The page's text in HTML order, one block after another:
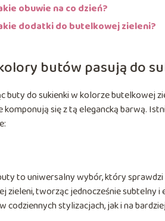
obuwie na co dzień?
dodatki do butelkowej zieleni?
butów pasują do
buty do sukienki w kolorze butelkowej
komponują się z tą elegancką barwą.
to uniwersalny wybór, który sprawdzi
zieleni, tworząc jednocześnie subtelny i
codziennych stylizacjach, jak i na